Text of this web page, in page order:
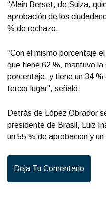
“Alain Berset, de Suiza,
aprobación de los
% de rechazo.
“Con el mismo porcentaje
que tiene 62 %, mantuvo la
porcentaje, y tiene un 34
tercer lugar”, señaló.
Detrás de López Obrador
presidente de Brasil, Luiz
un 55 % de aprobación y
Deja Tu Comentario